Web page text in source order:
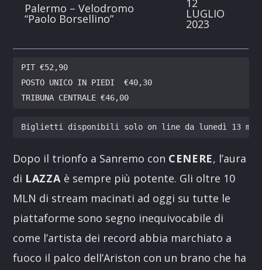
Palermo – Velodromo
“Paolo Borsellino”
12
LUGLIO
2023
PIT €52,90
POSTO UNICO IN PIEDI  €40,30
TRIBUNA CENTRALE €46,00
Biglietti disponibili solo on line da lunedì 13
Dopo il trionfo a Sanremo con CENERE, l’aura
di LAZZA è sempre più potente. Gli oltre 10
MLN di stream macinati ad oggi su tutte le
piattaforme sono segno inequivocabile di
come l’artista dei record abbia marchiato a
fuoco il palco dell’Ariston con un brano che ha